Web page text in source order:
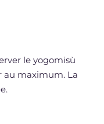
le yogomisù
au maximum. La